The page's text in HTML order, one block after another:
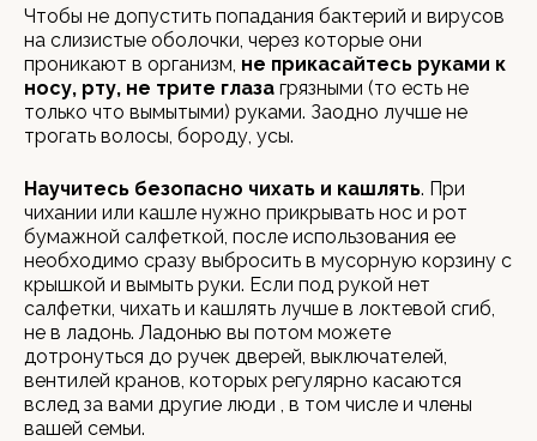
Чтобы не допустить попадания бактерий и вирусов
на слизистые оболочки, через которые они
проникают в организм, не прикасайтесь руками к
носу, рту, не трите глаза грязными (то есть не
только что вымытыми) руками. Заодно лучше не
трогать волосы, бороду, усы.
Научитесь безопасно чихать и кашлять. При
чихании или кашле нужно прикрывать нос и рот
бумажной салфеткой, после использования ее
необходимо сразу выбросить в мусорную корзину с
крышкой и вымыть руки. Если под рукой нет
салфетки, чихать и кашлять лучше в локтевой сгиб,
не в ладонь. Ладонью вы потом можете
дотронуться до ручек дверей, выключателей,
вентилей кранов, которых регулярно касаются
вслед за вами другие люди , в том числе и члены
вашей семьи.